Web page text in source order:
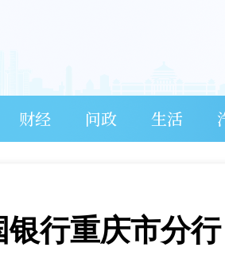
财经 问政 生活
行重庆市分行